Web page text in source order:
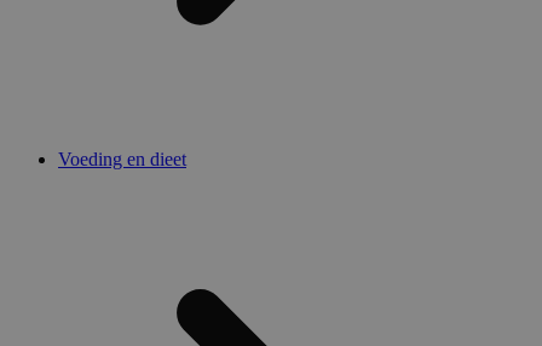
Voeding en dieet